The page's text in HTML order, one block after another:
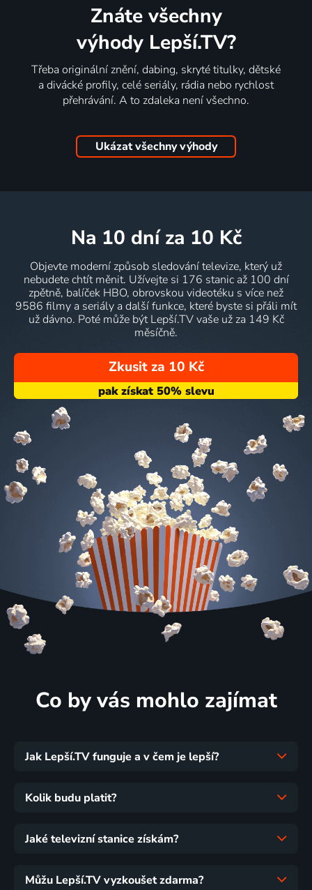
Znáte všechny
výhody Lepší.TV?
Třeba originální znění, dabing, skryté titulky, dětské
a divácké profily, celé seriály, rádia nebo rychlost
přehrávání. A to zdaleka není všechno.
Ukázat všechny výhody
na 10 dní za 10 Kč
Objevte moderní způsob sledování televize, který už
nebudete chtít měnit. Užívejte si 176 stanic až 100 dní
zpětně, balíček HBO, obrovskou videotéku s více než
9586 filmy a seriály a další funkce, které byste si přáli mít
už dávno. Poté může být Lepší.TV vaše už za 149 Kč
měsíčně.
Zkusit za 10 Kč
Co by vás mohlo zajímat
Jak Lepší.TV funguje a v čem je lepší?
Kolik budu platit?
Jaké televizní stanice získám?
Můžu Lepší.TV vyzkoušet zdarma?